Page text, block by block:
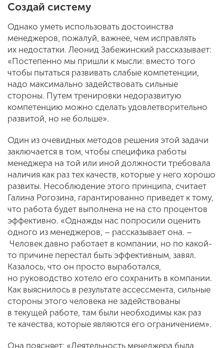
Создай систему
Однако уметь использовать достоинства
менеджеров, пожалуй, важнее, чем исправлять
их недостатки. Леонид Забежинский рассказывает:
«Постепенно мы пришли к мысли: вместо того
чтобы пытаться развивать слабые компетенции,
надо максимально задействовать сильные
стороны. Путем тренировки недоразвитую
компетенцию можно сделать удовлетворительно
развитой, но не больше».
Один из очевидных методов решения этой задачи
заключается в том, чтобы специфика работы
менеджера на той или иной должности требовала
наличия как раз тех качеств, которые у него хорошо
развиты. Несоблюдение этого принципа, считает
Галина Рогозина, гарантированно приведет к тому,
что работа будет выполнена не на сто процентов
эффективно. «Однажды нас попросили оценить
одного из менеджеров, – рассказывает она. –
Человек давно работает в компании, но по какой-
то причине перестал быть эффективным, завял.
Казалось, что он просто выработался,
но руководство хотело его сохранить в компании.
Как выяснилось в результате ассессмента, сильные
стороны этого человека не задействованы
в текущей работе, там были необходимы как раз
те качества, которые являются его ограничением».
Она поясняет: «Деятельность менеджера была